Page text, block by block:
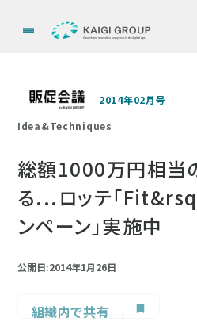
2014年02月号
Idea&Techniques
総額1000万円相当
る...ロッテ「
ンペーン」実施中
公開日:2014年1月26日
組織内で共有